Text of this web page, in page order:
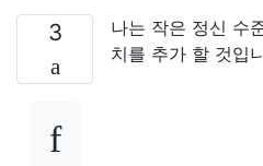
3
나는 작은 정신 수
치를 추가 할 것입